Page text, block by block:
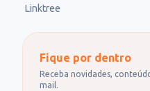
Linktree
Fique por dentro
Receba novidades,
mail.